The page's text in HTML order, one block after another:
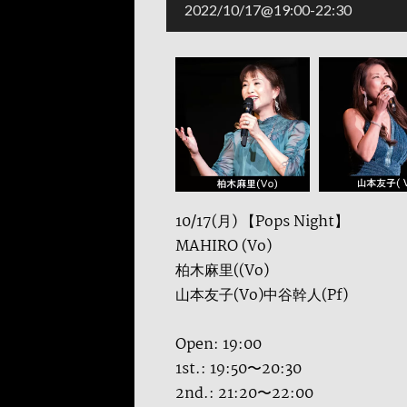
2022/10/17@19:00-22:30
10/17(月) 【Pops Night】
MAHIRO (Vo)
柏木麻里((Vo)
山本友子(Vo)中谷幹人(Pf)
Open: 19:00
1st.: 19:50〜20:30
2nd.: 21:20〜22:00